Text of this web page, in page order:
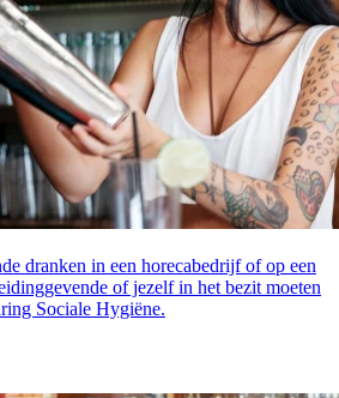
dranken in een horecabedrijf of op een
of jezelf in het bezit moeten
Sociale Hygiëne.